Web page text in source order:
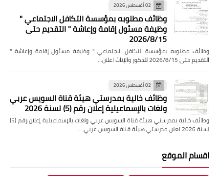
02 أغسطس 2026
وظائف مطلوبه بمؤسسة التكافل الاجتماعي "
وظيفة مسئول إقامة وإعاشة " التقديم حتى
2026/8/15
وظائف مطلوبه بمؤسسة التكافل الاجتماعي " وظيفة مسئول إقامة وإعاشة "
التقديم حتى 2026/8/15 للذكور والإناث اعلان…
02 أغسطس 2026
وظائف خالية بمدرستي هيئة قناة السويس عربي
ولغات بالإسماعيلية إعلان رقم (5) لسنة 2026
وظائف خالية بمدرستي هيئة قناة السويس عربي ولغات بالإسماعيلية إعلان رقم (5)
لسنة 2026 تعلن مدرستي هيئة قناة السويس عربي …
اقسام الموقع